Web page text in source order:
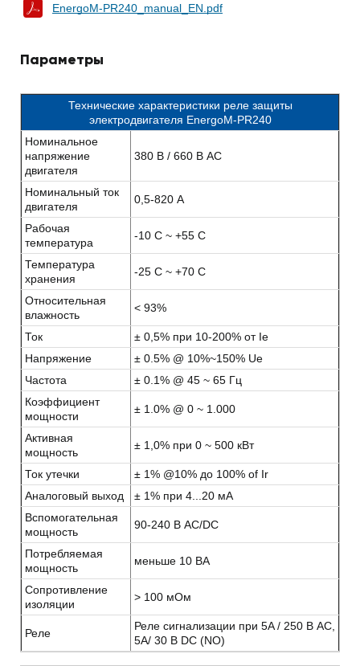
EnergoM-PR240_manual_EN.pdf
Параметры
Технические характеристики реле защиты
электродвигателя EnergoM-PR240
Номинальное
напряжение
двигателя
380 В / 660 В AC
Номинальный ток
двигателя
0,5-820 А
Рабочая
температура
-10 C ~ +55 C
Температура
хранения
-25 C ~ +70 C
Относительная
влажность
< 93%
Ток
± 0,5% при 10-200% от Ie
Напряжение
± 0.5% @ 10%~150% Ue
Частота
± 0.1% @ 45 ~ 65 Гц
Коэффициент
мощности
± 1.0% @ 0 ~ 1.000
Активная
мощность
± 1,0% при 0 ~ 500 кВт
Ток утечки
± 1% @10% до 100% of Ir
Аналоговый выход
± 1% при 4...20 мА
Вспомогательная
мощность
90-240 В AC/DC
Потребляемая
мощность
меньше 10 ВА
Сопротивление
изоляции
> 100 мОм
Реле
Реле сигнализации при 5A / 250 В AC,
5A/ 30 В DC (NO)